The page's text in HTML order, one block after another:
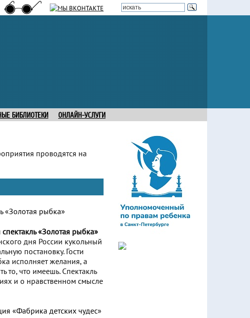
БИБЛИОТЕКИ ОНЛАЙН-УСЛУГИ
проводятся на
«Золотая рыбка»
дня России кукольный
постановку. Гости
исполняет желания, а
то, что имеешь. Спектакль
и о нравственном смысле